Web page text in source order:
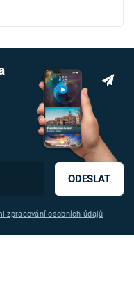
ODESLAT
zpracování osobních údajů